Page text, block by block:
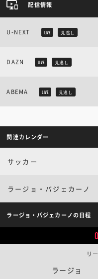
配信情報
U-NEXT LIVE 見逃し
DAZN LIVE 見逃し
ABEMA LIVE 見逃し
関連カレンダー
サッカー
ラージョ・バジェカーノ
ラージョ・バジェカーノの日程
ラージョ
リ